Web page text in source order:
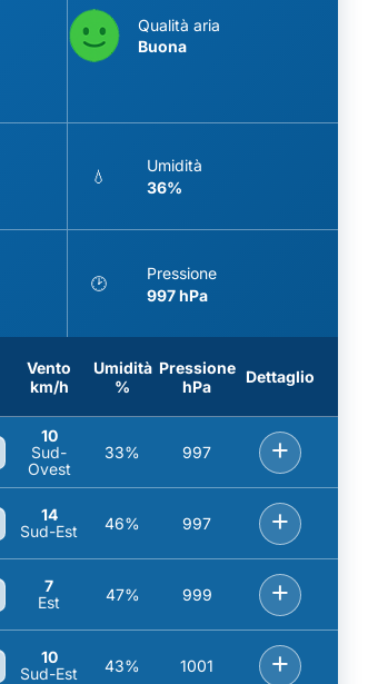
Qualità aria
Buona
💧
Umidità
36%
🕑
Pressione
997 hPa
Vento
km/h
Umidità
%
Pressione
hPa
Dettaglio
10
Sud-
Ovest
33% 997 +
14
Sud-Est
46% 997 +
7
Est
47% 999 +
10
Sud-Est
43% 1001 +